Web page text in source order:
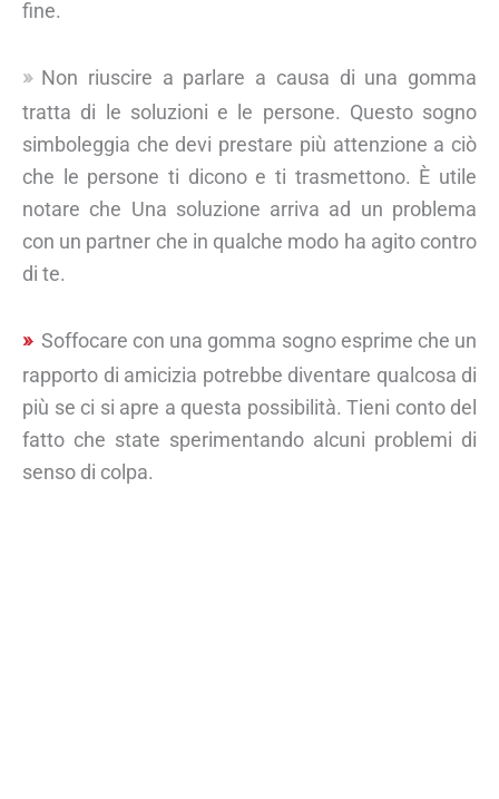
fine.
Non riuscire a parlare a causa di una gomma
tratta di le soluzioni e le persone. Questo sogno
simboleggia che devi prestare più attenzione a ciò
che le persone ti dicono e ti trasmettono. È utile
notare che Una soluzione arriva ad un problema
con un partner che in qualche modo ha agito contro
di te.
Soffocare con una gomma sogno esprime che un
rapporto di amicizia potrebbe diventare qualcosa di
più se ci si apre a questa possibilità. Tieni conto del
fatto che state sperimentando alcuni problemi di
senso di colpa.